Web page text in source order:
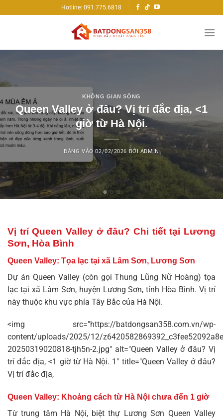
qua
Hotline: 091.775.6818
KHÔNG GIAN SỐNG
Queen Valley ở đâu? Vị trí đắc địa, <1
giờ từ Hà Nội.
ĐĂNG VÀO02/02/2026 BỞI ADMIN
Vị trí Queen Valley ở đâu? Chi tiết tại Lương
Sơn, Hòa Bình
Queen Valley: Tọa lạc tại xã Lâm Sơn, Lương Sơn
Dự án Queen Valley(còn gọi Thung Lũng Nữ Hoàng) tọa
lạc tại xã Lâm Sơn, huyện Lương Sơn, tỉnh Hòa Bình. Vị trí
này thuộc khu vực phía Tây Bắc của Hà Nội.
<img src="https://batdongsan358.com.vn/wp-
content/uploads/2025/12/
20250319020818-tjh5n-2.jpg" alt="Queen Valley ở đâu? Vị
trí đắc địa, <1 giờ từ Hà Nội. 1" title="Queen Valley ở đâu?
Vị trí đắc địa,
Queen Valley: Khoảng cách từ Hà Nội chưa đến 1 giờ
Từ trung tâm Hà Nội, biệt thự Lương Sơn Queen Valley